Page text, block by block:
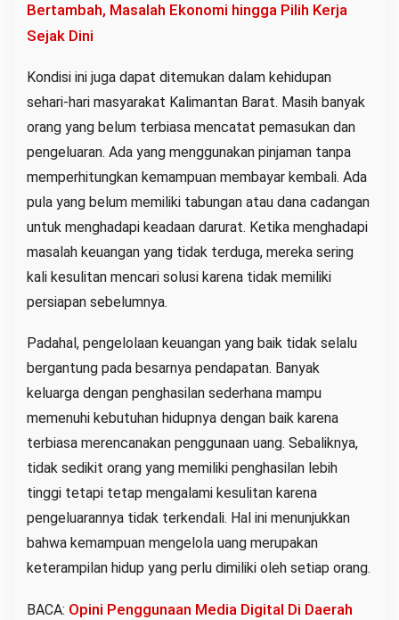
Bertambah, Masalah Ekonomi hingga Pilih Kerja
Sejak Dini
Kondisi ini juga dapat ditemukan dalam kehidupan
sehari-hari masyarakat Kalimantan Barat. Masih banyak
orang yang belum terbiasa mencatat pemasukan dan
pengeluaran. Ada yang menggunakan pinjaman tanpa
memperhitungkan kemampuan membayar kembali. Ada
pula yang belum memiliki tabungan atau dana cadangan
untuk menghadapi keadaan darurat. Ketika menghadapi
masalah keuangan yang tidak terduga, mereka sering
kali kesulitan mencari solusi karena tidak memiliki
persiapan sebelumnya.
Padahal, pengelolaan keuangan yang baik tidak selalu
bergantung pada besarnya pendapatan. Banyak
keluarga dengan penghasilan sederhana mampu
memenuhi kebutuhan hidupnya dengan baik karena
terbiasa merencanakan penggunaan uang. Sebaliknya,
tidak sedikit orang yang memiliki penghasilan lebih
tinggi tetapi tetap mengalami kesulitan karena
pengeluarannya tidak terkendali. Hal ini menunjukkan
bahwa kemampuan mengelola uang merupakan
keterampilan hidup yang perlu dimiliki oleh setiap orang.
BACA: Opini Penggunaan Media Digital Di Daerah